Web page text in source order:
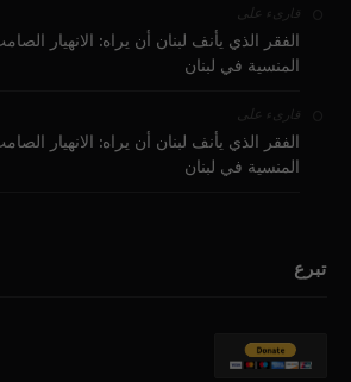
قارىء على
الفقر الذي يأنف لبنان أن يراه: الانهيار
المنسية في لبنان
قارىء على
الفقر الذي يأنف لبنان أن يراه: الانهيار
المنسية في لبنان
تبرع